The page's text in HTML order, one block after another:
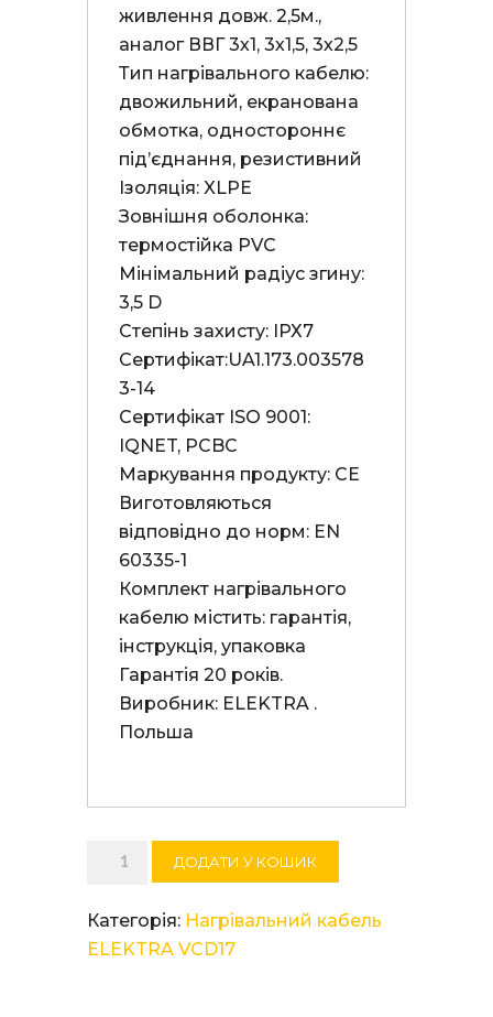
живлення довж. 2,5м.,
аналог ВВГ 3х1, 3х1,5, 3х2,5
Тип нагрівального кабелю:
двожильний, екранована
обмотка, одностороннє
під’єднання, резистивний
Ізоляція: XLPE
Зовнішня оболонка:
термостійка PVC
Мінімальний радіус згину:
3,5 D
Степінь захисту: ІРХ7
Сертифікат:UA1.173.003578
3-14
Сертифікат ISO 9001:
IQNET, PCBC
Маркування продукту: СЕ
Виготовляються
відповідно до норм: EN
60335-1
Комплект нагрівального
кабелю містить: гарантія,
інструкція, упаковка
Гарантія 20 років.
Виробник: ELEKTRA .
Польша
Нагрівальний
кабель
ELEKTRA
VCD
ДОДАТИ У КОШИК
Категорія: Нагрівальний кабель
ELEKTRA VCD17